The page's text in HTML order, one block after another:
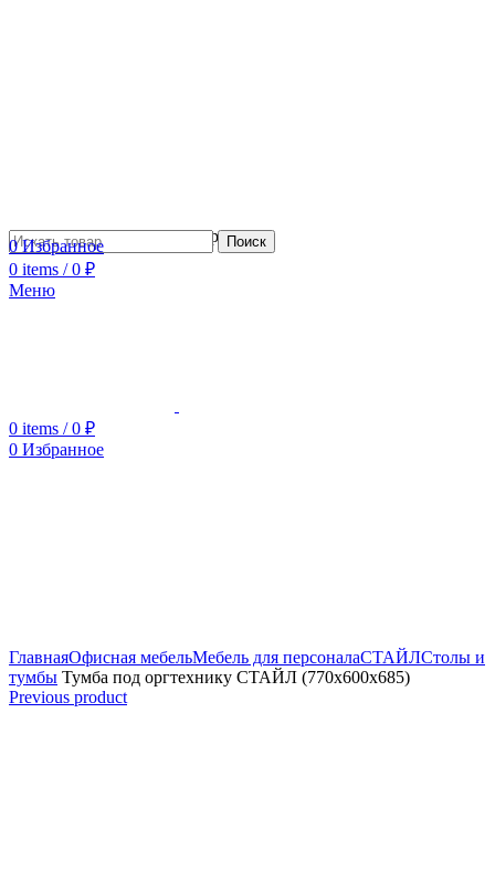
Сотрудничество с дизайнерамиПоиск
0Избранное
0 items / 0 ₽
Меню
0 items / 0 ₽
0 Избранное
ГлавнаяОфисная мебельМебель для персоналаСТАЙЛСтолы и
тумбы Тумба под оргтехнику СТАЙЛ (770х600х685)
Previous product